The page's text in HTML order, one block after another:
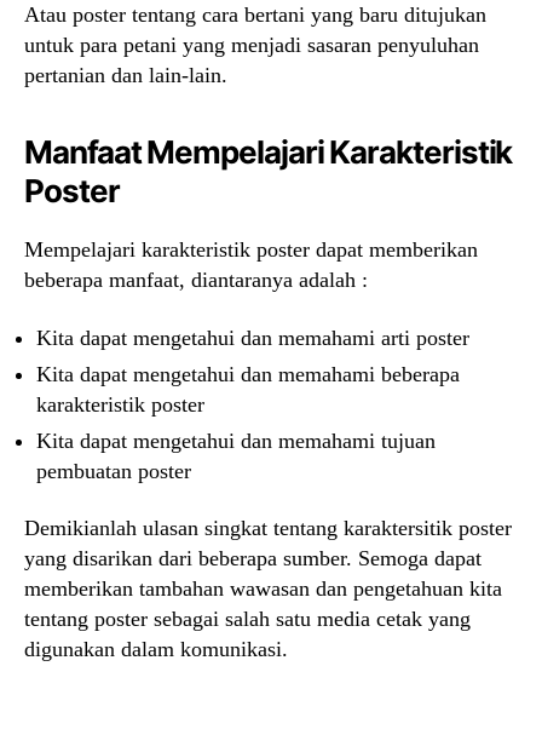
Atau poster tentang cara bertani yang baru ditujukan
untuk para petani yang menjadi sasaran penyuluhan
pertanian dan lain-lain.
Manfaat Mempelajari Karakteristik
Poster
Mempelajari karakteristik poster dapat memberikan
beberapa manfaat, diantaranya adalah :
Kita dapat mengetahui dan memahami arti poster
Kita dapat mengetahui dan memahami beberapa
karakteristik poster
Kita dapat mengetahui dan memahami tujuan
pembuatan poster
Demikianlah ulasan singkat tentang karaktersitik poster
yang disarikan dari beberapa sumber. Semoga dapat
memberikan tambahan wawasan dan pengetahuan kita
tentang poster sebagai salah satu media cetak yang
digunakan dalam komunikasi.